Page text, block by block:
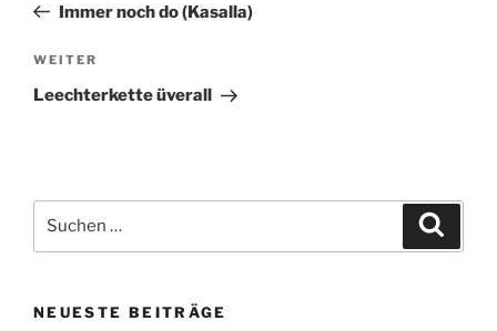
Beitrag
Immer noch do (Kasalla)
Nächster
Beitrag
WEITER
Leechterkette üverall
nach:
NEUESTE BEITRÄGE